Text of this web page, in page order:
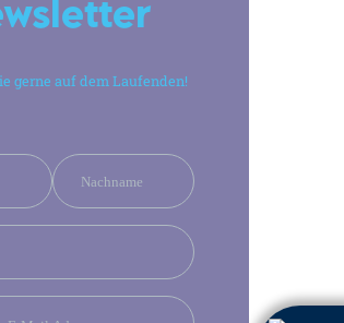
gerne auf dem Laufenden!